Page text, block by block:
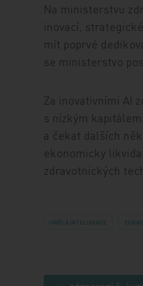
Na ministerstvu
inovací,
mít poprvé
se ministerstvo
Za inovativními AI
s nízkým
a čekat dalších
ekonomicky
zdravotnických
UMĚLÁ INTELIGENCE